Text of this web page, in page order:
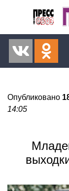
Опубликовано
14:05